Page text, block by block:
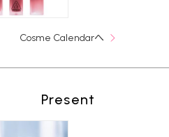
Cosme Calendarへ
Present